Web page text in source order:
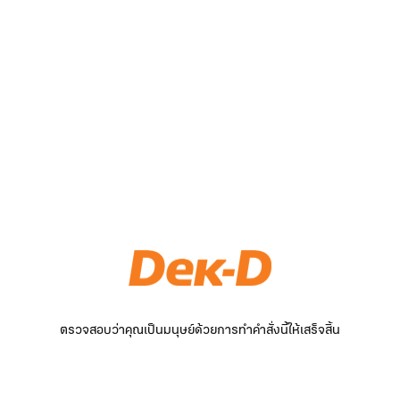
ตรวจสอบว่าคุณเป็นมนุษย์ด้วยการทำคำสั่งนี้ให้เสร็จสิ้น